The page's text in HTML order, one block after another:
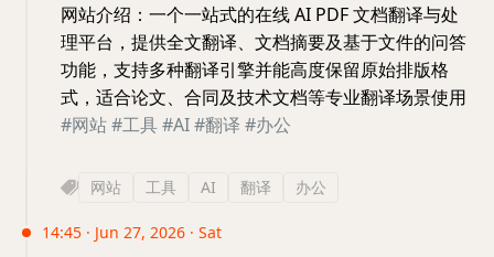
网站介绍：一个一站式的在线 AI PDF 文档翻译与处
理平台，提供全文翻译、文档摘要及基于文件的问答
功能，支持多种翻译引擎并能高度保留原始排版格
式，适合论文、合同及技术文档等专业翻译场景使用
#网站#工具#AI#翻译 #办公
网站 工具 AI 翻译 办公
14:45 · Jun 27, 2026 · Sat